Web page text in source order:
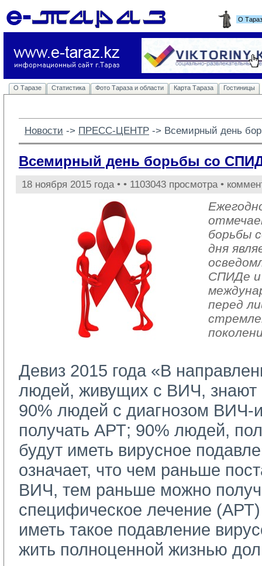
О
О Таразе Статистика Фото Тараза и области Карта Тараза Гостиницы
Новости -> ПРЕСС-ЦЕНТР -> Всемирный день
Всемирный день борьбы со
18 ноября 2015 года • • 1103043 просмотра •
борьбы
дня
СПИДе и
перед
Девиз 2015 года «В
людей, живущих с ВИЧ, знают
90% людей с диагнозом ВИЧ-
получать АРТ; 90% людей,
будут иметь вирусное
означает, что чем раньше
ВИЧ, тем раньше можно
специфическое лечение
иметь такое подавление
жить полноценной жизнью